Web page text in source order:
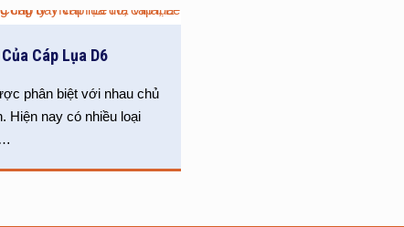
Cáp Lụa D6
phân biệt với nhau chủ
Hiện nay có nhiều loại
…